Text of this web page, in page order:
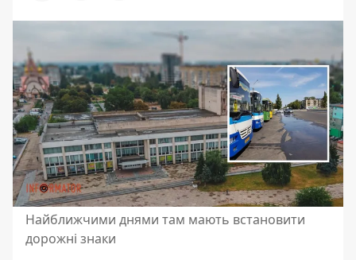
Найближчими днями там мають встановити
дорожні знаки